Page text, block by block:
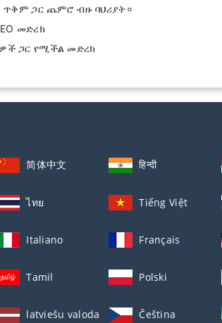
ጥቅም ጋር ጨምሮ ብዙ ባህሪያት።
መድረክ
ጋር የሚችል መድረክ
简体中文 हिन्दी
ไทย Tiếng Việt
Italiano Français
Tamil Polski
latviešu valoda Čeština